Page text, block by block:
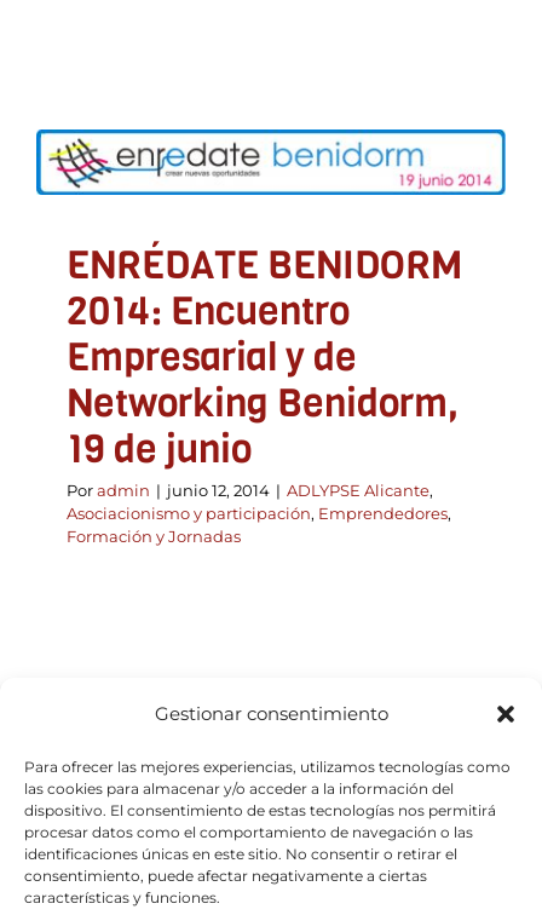
Gestionar consentimiento
Para ofrecer las mejores experiencias, utilizamos tecnologías como
las cookies para almacenar y/o acceder a la información del
dispositivo. El consentimiento de estas tecnologías nos permitirá
procesar datos como el comportamiento de navegación o las
identificaciones únicas en este sitio. No consentir o retirar el
consentimiento, puede afectar negativamente a ciertas
características y funciones.
Empresarial y de
Networking Benidorm, 19
ADLYPSE Alicante Asociacionismo y participación
Formación y Jornadas
ENRÉDATE BENIDORM
2014: Encuentro
Empresarial y de
Networking Benidorm,
19 de junio
Poradmin | junio 12, 2014 | ADLYPSE Alicante,
Asociacionismo y participación, Emprendedores,
Formación y Jornadas
© Copyright 2026